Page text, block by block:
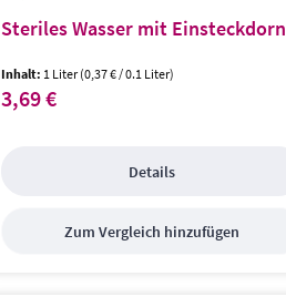
Steriles Wasser mit Einsteckdorn
Inhalt: 1 Liter(0,37 € / 0.1 Liter)
Regulärer Preis:
3,69 €
Details
Zum Vergleich hinzufügen